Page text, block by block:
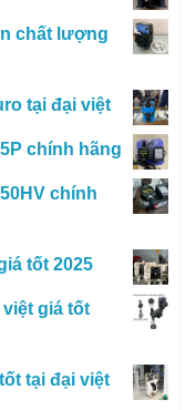
chất lượng
tại đại việt
chính hãng
chính
tốt 2025
giá tốt
tại đại việt